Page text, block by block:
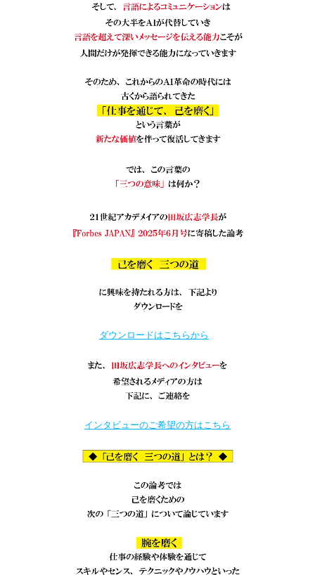
ダウンロードはこちらから
インタビューのご希望の方はこちら